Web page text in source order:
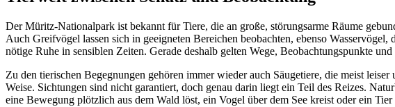
Der Müritz-Nationalpark ist bekannt für Tiere, die an große, störungsarme Räume
Auch Greifvögel lassen sich in geeigneten Bereichen beobachten, ebenso
nötige Ruhe in sensiblen Zeiten. Gerade deshalb gelten Wege, Beobachtungspunkte
Zu den tierischen Begegnungen gehören immer wieder auch Säugetiere, die meist
Weise. Sichtungen sind nicht garantiert, doch genau darin liegt ein Teil des Reizes.
eine Bewegung plötzlich aus dem Wald löst, ein Vogel über dem See kreist oder ein